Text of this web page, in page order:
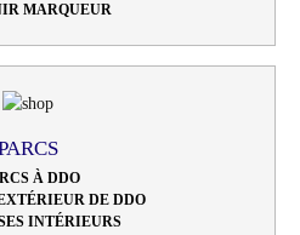
MARQUEUR
À DDO
DE DDO
INTÉRIEURS